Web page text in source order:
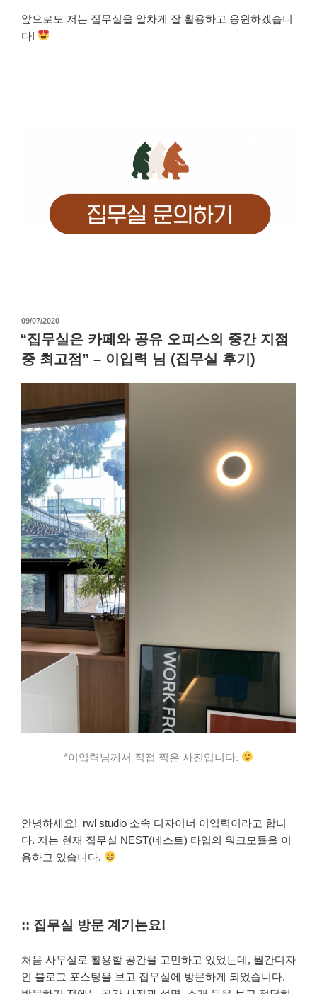
앞으로도 저는 집무실을 알차게 잘 활용하고 응원하겠습니
다!
작
성
자
09/07/2020
“집무실은 카페와 공유 오피스의 중간 지점
중 최고점” – 이입력 님 (집무실 후기)
*이입력님께서 직접 찍은 사진입니다.
안녕하세요! rwl studio 소속 디자이너 이입력이라고 합니
다. 저는 현재 집무실 NEST(네스트) 타입의 워크모듈을 이
용하고 있습니다.
:: 집무실 방문 계기는요!
처음 사무실로 활용할 공간을 고민하고 있었는데, 월간디자
인 블로그 포스팅을 보고 집무실에 방문하게 되었습니다.